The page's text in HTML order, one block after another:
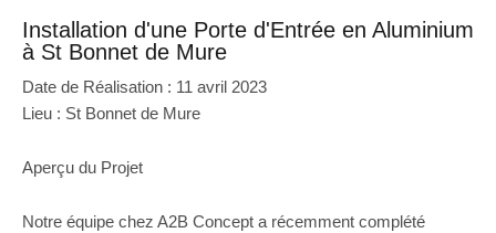
Installation d'une Porte d'Entrée en Aluminium
à St Bonnet de Mure
Date de Réalisation : 11 avril 2023
Lieu : St Bonnet de Mure
Aperçu du Projet
Notre équipe chez A2B Concept a récemment complété